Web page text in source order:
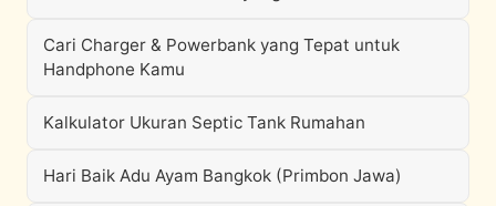
Cari Charger & Powerbank yang Tepat untuk
Handphone Kamu
Kalkulator Ukuran Septic Tank Rumahan
Hari Baik Adu Ayam Bangkok (Primbon Jawa)